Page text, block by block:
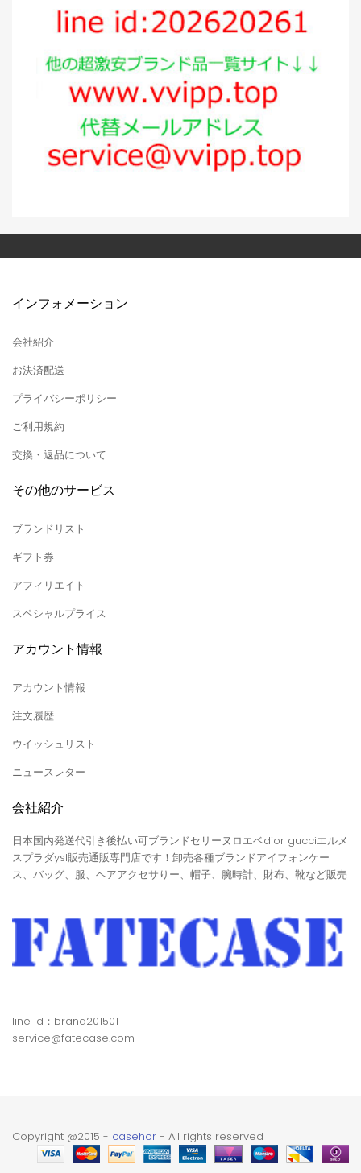
インフォメーション
会社紹介
お決済配送
プライバシーポリシー
ご利用規約
交換・返品について
その他のサービス
ブランドリスト
ギフト券
アフィリエイト
スペシャルプライス
アカウント情報
アカウント情報
注文履歴
ウイッシュリスト
ニュースレター
会社紹介
日本国内発送代引き後払い可ブランドセリーヌロエベdior gucciエルメ
スプラダysl販売通販専門店です！卸売各種ブランドアイフォンケー
ス、バッグ、服、ヘアアクセサりー、帽子、腕時計、財布、靴など販売
line id：brand201501
service@fatecase.com
Copyright @2015 - casehor - All rights reserved